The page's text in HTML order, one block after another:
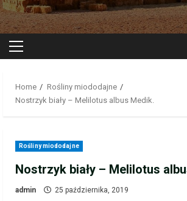
Primary
Home
Rośliny miododajne
Nostrzyk biały – Melilotus albus Medik.
Rośliny miododajne
Nostrzyk biały – Melilotus
admin 25 października, 2019